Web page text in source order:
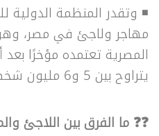
مهاجر ولاجئ في مصر،
المصرية تعتمده مؤخرًا
يتراوح بين 5 و6 مليون شخص. ✅
❓❓ ما الفرق بين اللاجئ